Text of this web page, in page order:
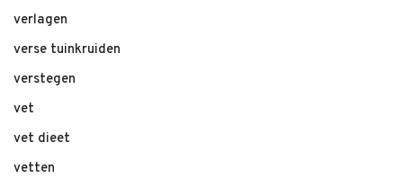
verlagen
verse tuinkruiden
verstegen
vet
vet dieet
vetten